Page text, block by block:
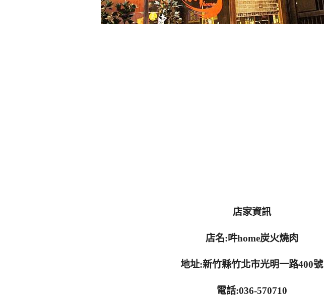
店家資訊
店名:吽home炭火燒肉
地址:新竹縣竹北市光明一路400號
電話:036-570710